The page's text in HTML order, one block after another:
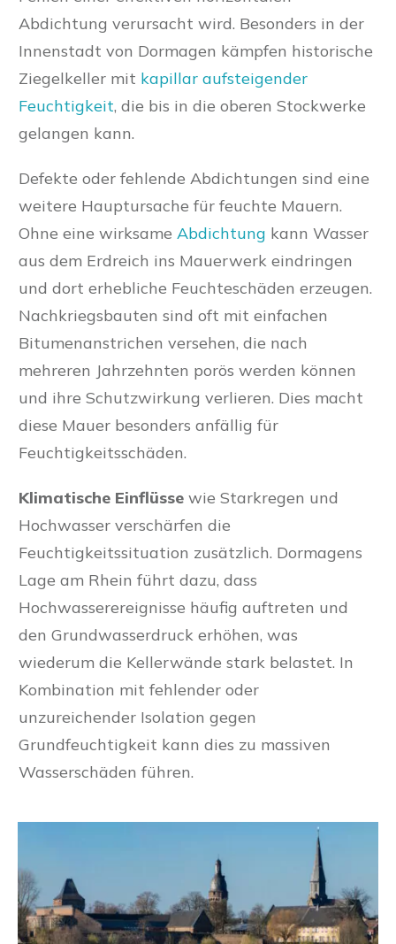
Abdichtung verursacht wird. Besonders in der
Innenstadt von Dormagen kämpfen historische
Ziegelkeller mit kapillar aufsteigender
Feuchtigkeit, die bis in die oberen Stockwerke
gelangen kann.
Defekte oder fehlende Abdichtungen sind eine
weitere Hauptursache für feuchte Mauern.
Ohne eine wirksame Abdichtung kann Wasser
aus dem Erdreich ins Mauerwerk eindringen
und dort erhebliche Feuchteschäden erzeugen.
Nachkriegsbauten sind oft mit einfachen
Bitumenanstrichen versehen, die nach
mehreren Jahrzehnten porös werden können
und ihre Schutzwirkung verlieren. Dies macht
diese Mauer besonders anfällig für
Feuchtigkeitsschäden.
Klimatische Einflüsse wie Starkregen und
Hochwasser verschärfen die
Feuchtigkeitssituation zusätzlich. Dormagens
Lage am Rhein führt dazu, dass
Hochwasserereignisse häufig auftreten und
den Grundwasserdruck erhöhen, was
wiederum die Kellerwände stark belastet. In
Kombination mit fehlender oder
unzureichender Isolation gegen
Grundfeuchtigkeit kann dies zu massiven
Wasserschäden führen.